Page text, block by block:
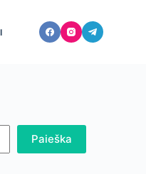
Paieška